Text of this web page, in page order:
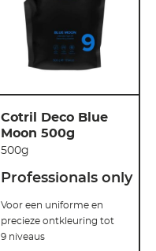
Cotril Deco Blue
Moon 500g
500g
Professionals only
Voor een uniforme en
precieze ontkleuring tot
9 niveaus